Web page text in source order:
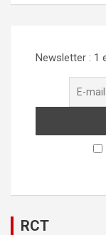
Newsletter : 1
RCT